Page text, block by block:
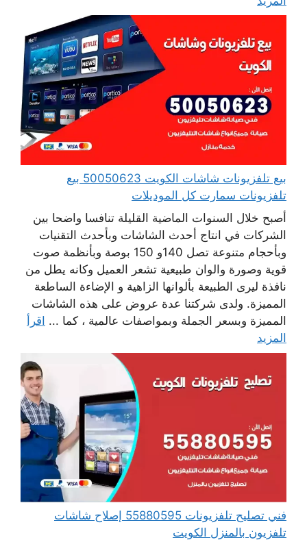
بيع تلفزيونات شاشات الكويت 50050623 بيع
تلفزيونات سمارت كل الموديلات
أصبح خلال السنوات الماضية القليلة تنافسا واضحا بين
الشركات في انتاج أحدث الشاشات وبأحدث التقنيات
وبأحجام متنوعة تصل 140و 150 بوصة وبأنظمة صوت
قوية وصورة والوان طبيعية تشعر العميل وكانه يطل من
نافذة ليرى الطبيعة بألوانها الزاهية و الإضاءة الساطعة
المميزة. ولدى شركتنا عدة عروض على هذه الشاشات
المميزة وبسعر الجملة وبمواصفات عالمية ، كما ... اقرأ
المزيد
فني تصليح تلفزيونات 55880595 إصلاح شاشات
تلفزيون بالمنزل الكويت